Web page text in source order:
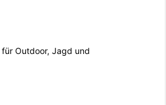
Outdoor, Jagd und